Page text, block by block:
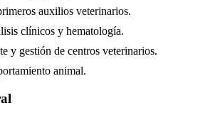
auxilios veterinarios.
clínicos y hematología.
y gestión de centros veterinarios.
animal.